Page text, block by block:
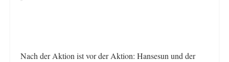
Nach der Aktion ist vor der Aktion: Hansesun und der